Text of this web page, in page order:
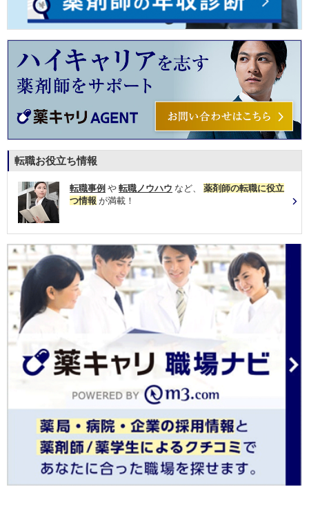
転職お役立ち情報
転職事例 や 転職ノウハウ など、 薬剤師の転職に役立
つ情報 が満載！